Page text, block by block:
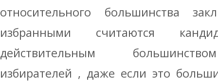
относительного большинства
избранными считаются
действительным
избирателей , даже если это